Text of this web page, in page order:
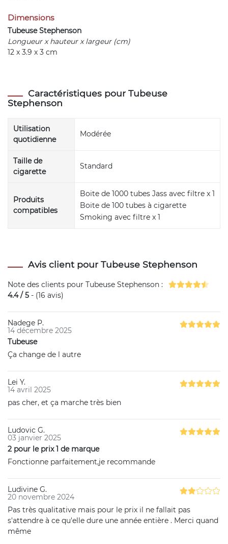
Dimensions
Tubeuse Stephenson
Longueur x hauteur x largeur (cm)
12 x 3.9 x 3 cm
Caractéristiques pour Tubeuse
Stephenson
Utilisation
quotidienne
Modérée
Taille de
cigarette
Standard
Produits
compatibles
Boite de 1000 tubes Jass avec filtre x 1
Boite de 100 tubes à cigarette
Smoking avec filtre x 1
Avis client pour Tubeuse Stephenson
Note des clients pour Tubeuse Stephenson :
4.4/5 - (16 avis)
Nadege P.
14 décembre 2025
Tubeuse
Ça change de l autre
Lei Y.
14 avril 2025
pas cher, et ça marche très bien
Ludovic G.
03 janvier 2025
2 pour le prix 1 de marque
Fonctionne parfaitement,je recommande
Ludivine G.
20 novembre 2024
Pas très qualitative mais pour le prix il ne fallait pas
s'attendre à ce qu'elle dure une année entière . Merci quand
même